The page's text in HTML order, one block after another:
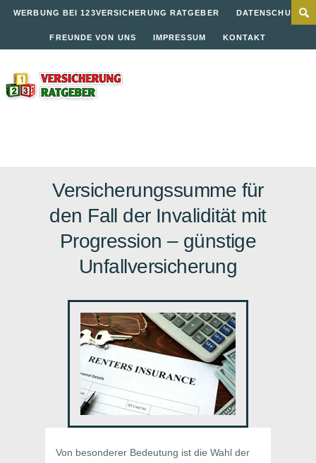
WERBUNG BEI 123VERSICHERUNG RATGEBER DATENSCHUTZ
FREUNDE VON UNS IMPRESSUM KONTAKT
Versicherungssumme für
den Fall der Invalidität mit
Progression – günstige
Unfallversicherung
Von besonderer Bedeutung ist die Wahl der